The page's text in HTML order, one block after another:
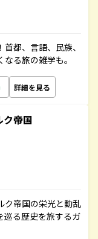
都、言語、民族、
る旅の雑学も。
詳細を見る
帝国
ク帝国の栄光と動乱
巡る歴史を旅するガ